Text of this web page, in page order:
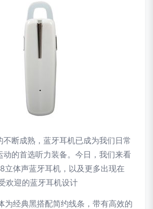
不断成熟，蓝牙耳机已成为我们日常
动的首选听力装备。今日，我们来看
体声蓝牙耳机，以及更多出现在
欢迎的蓝牙耳机设计
为经典黑搭配简约线条，带有高效的